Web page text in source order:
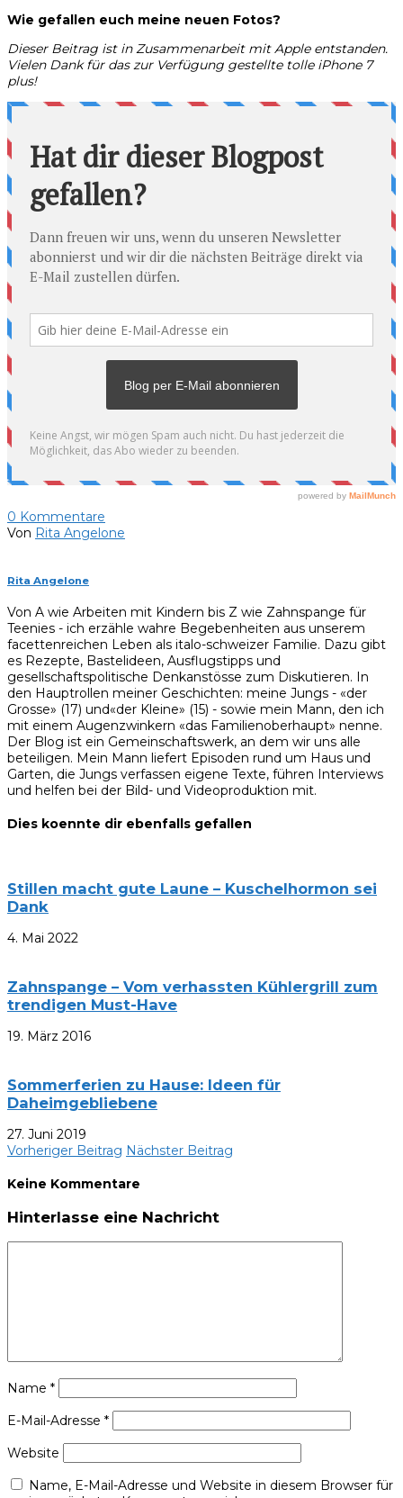
Wie gefallen euch meine neuen Fotos?
Dieser Beitrag ist in Zusammenarbeit mit Apple entstanden.
Vielen Dank für das zur Verfügung gestellte tolle iPhone 7
plus!
0 Kommentare
Von Rita Angelone
Rita Angelone
Von A wie Arbeiten mit Kindern bis Z wie Zahnspange für
Teenies - ich erzähle wahre Begebenheiten aus unserem
facettenreichen Leben als italo-schweizer Familie. Dazu gibt
es Rezepte, Bastelideen, Ausflugstipps und
gesellschaftspolitische Denkanstösse zum Diskutieren. In
den Hauptrollen meiner Geschichten: meine Jungs - «der
Grosse» (17) und«der Kleine» (15) - sowie mein Mann, den ich
mit einem Augenzwinkern «das Familienoberhaupt» nenne.
Der Blog ist ein Gemeinschaftswerk, an dem wir uns alle
beteiligen. Mein Mann liefert Episoden rund um Haus und
Garten, die Jungs verfassen eigene Texte, führen Interviews
und helfen bei der Bild- und Videoproduktion mit.
Dies koennte dir ebenfalls gefallen
Stillen macht gute Laune – Kuschelhormon sei
Dank
4. Mai 2022
Zahnspange – Vom verhassten Kühlergrill zum
trendigen Must-Have
19. März 2016
Sommerferien zu Hause: Ideen für
Daheimgebliebene
27. Juni 2019
Vorheriger Beitrag Nächster Beitrag
Keine Kommentare
Hinterlasse eine Nachricht
Name *
E-Mail-Adresse *
Website
Name, E-Mail-Adresse und Website in diesem Browser für